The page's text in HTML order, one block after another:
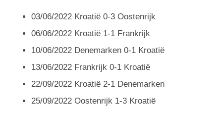
03/06/2022 Kroatië 0-3 Oostenrijk
06/06/2022 Kroatië 1-1 Frankrijk
10/06/2022 Denemarken 0-1 Kroatië
13/06/2022 Frankrijk 0-1 Kroatië
22/09/2022 Kroatië 2-1 Denemarken
25/09/2022 Oostenrijk 1-3 Kroatië